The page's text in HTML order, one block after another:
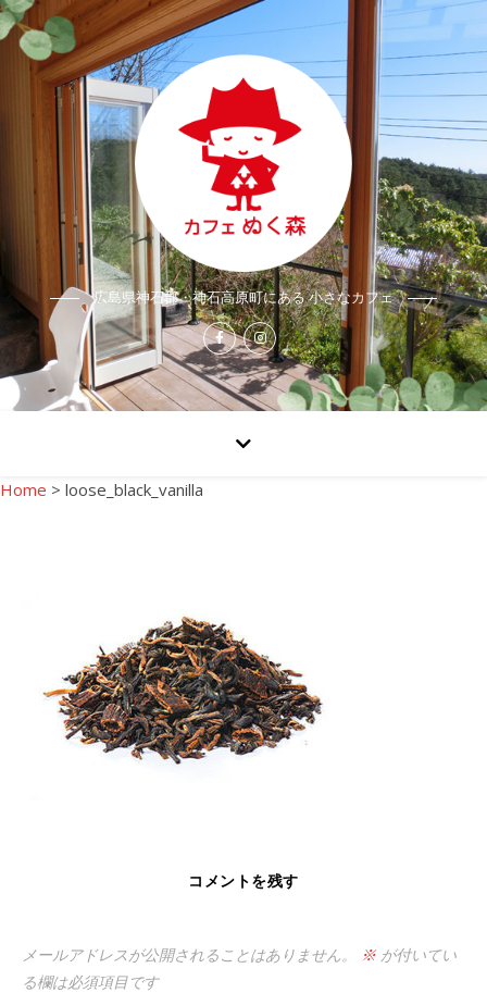
広島県神石郡・神石高原町にある 小さなカフェ
Home > loose_black_vanilla
コメントを残す
メールアドレスが公開されることはありません。 ※が付いてい
る欄は必須項目です